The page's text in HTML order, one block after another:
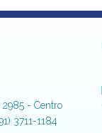
2985 - Centro
3711-1184